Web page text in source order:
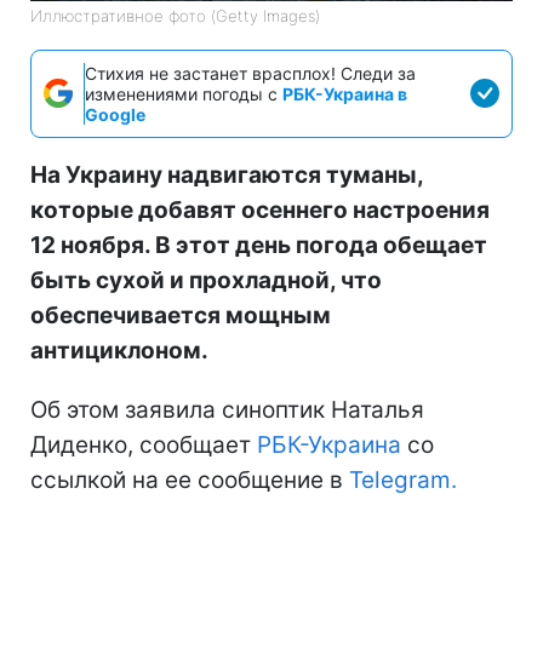
Иллюстративное фото (Getty Images)
Стихия не застанет врасплох! Следи за
изменениями погоды с РБК-Украина в
Google
На Украину надвигаются туманы,
которые добавят осеннего настроения
12 ноября. В этот день погода обещает
быть сухой и прохладной, что
обеспечивается мощным
антициклоном.
Об этом заявила синоптик Наталья
Диденко, сообщает РБК-Украина со
ссылкой на ее сообщение в Telegram.